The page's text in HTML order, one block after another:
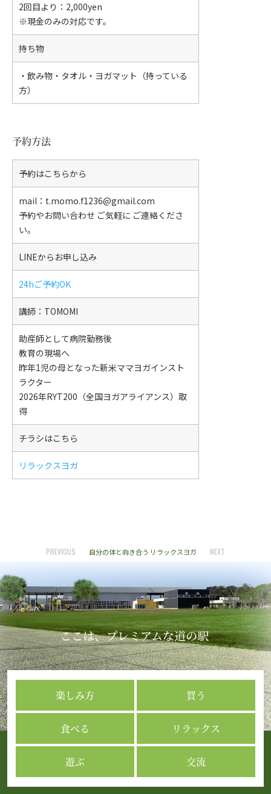
2回目より：2,000yen
※現金のみの対応です。
持ち物
・飲み物・タオル・ヨガマット（持っている
方）
予約方法
予約はこちらから
mail：t.momo.f1236@gmail.com
予約やお問い合わせ ご気軽に ご連絡くださ
い。
LINEからお申し込み
24hご予約OK
講師：TOMOMI
助産師として病院勤務後
教育の現場へ
昨年1児の母となった新米ママヨガインスト
ラクター
2026年RYT200（全国ヨガアライアンス）取
得
チラシはこちら
リラックスヨガ
PREVIOUS 自分の体と向き合う リラックスヨガ NEXT
楽しみ方 買う
食べる リラックス
遊ぶ 交流